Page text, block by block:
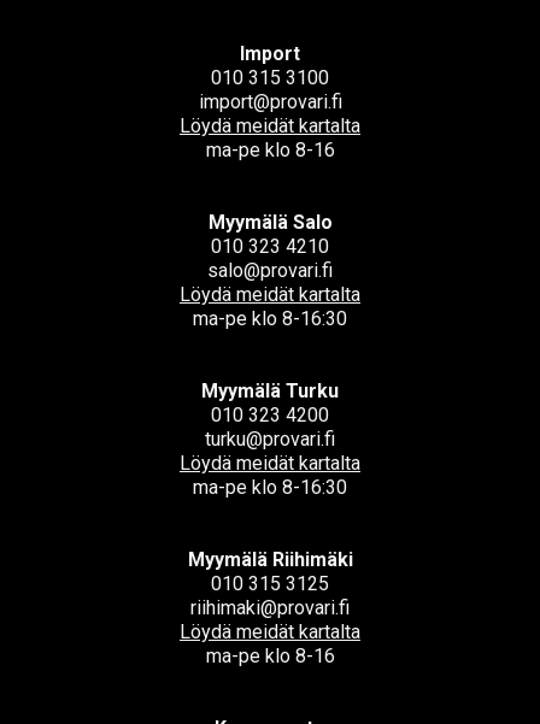
Import
010 315 3100
import@provari.fi
Löydä meidät kartalta
ma-pe klo 8-16
Myymälä Salo
010 323 4210
salo@provari.fi
Löydä meidät kartalta
ma-pe klo 8-16:30
Myymälä Turku
010 323 4200
turku@provari.fi
Löydä meidät kartalta
ma-pe klo 8-16:30
Myymälä Riihimäki
010 315 3125
riihimaki@provari.fi
Löydä meidät kartalta
ma-pe klo 8-16